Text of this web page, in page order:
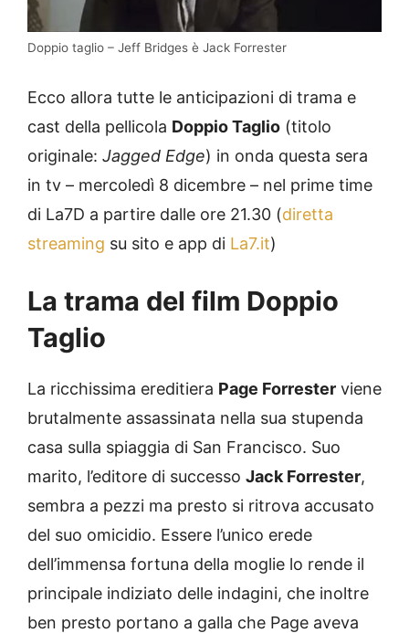
Doppio taglio – Jeff Bridges è Jack Forrester
Ecco allora tutte le anticipazioni di trama e
cast della pellicola Doppio Taglio (titolo
originale: Jagged Edge) in onda questa sera
in tv – mercoledì 8 dicembre – nel prime time
di La7D a partire dalle ore 21.30 (diretta
streaming su sito e app di La7.it)
La trama del film Doppio
Taglio
La ricchissima ereditiera Page Forrester viene
brutalmente assassinata nella sua stupenda
casa sulla spiaggia di San Francisco. Suo
marito, l’editore di successo Jack Forrester,
sembra a pezzi ma presto si ritrova accusato
del suo omicidio. Essere l’unico erede
dell’immensa fortuna della moglie lo rende il
principale indiziato delle indagini, che inoltre
ben presto portano a galla che Page aveva